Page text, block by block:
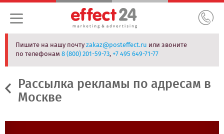
Пишите на нашу почтуzakaz@posteffect.ru или звоните
по телефонам8 (800) 201-59-73,+7 495 649-71-77
Рассылка рекламы по адресам в
Москве